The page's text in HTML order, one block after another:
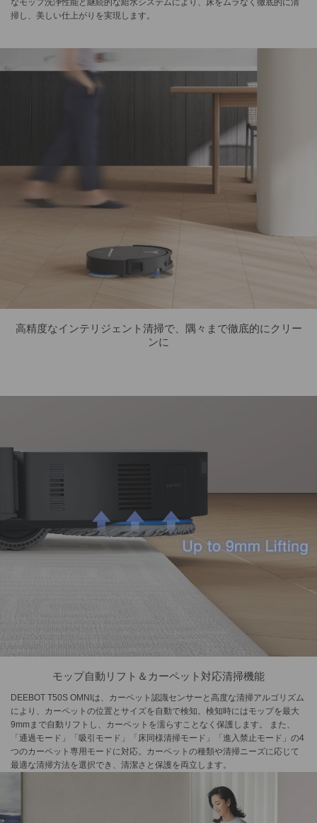
なモップ洗浄性能と継続的な給水システムにより、床をムラなく徹底的に清
掃し、美しい仕上がりを実現します。
高精度なインテリジェント清掃で、隅々まで徹底的にクリー
ンに
モップ自動リフト＆カーペット対応清掃機能
DEEBOT T50S OMNIは、カーペット認識センサーと高度な清掃アルゴリズム
により、カーペットの位置とサイズを自動で検知。検知時にはモップを最大
9mmまで自動リフトし、カーペットを濡らすことなく保護します。 また、
「通過モード」「吸引モード」「床同様清掃モード」「進入禁止モード」の4
つのカーペット専用モードに対応。カーペットの種類や清掃ニーズに応じて
最適な清掃方法を選択でき、清潔さと保護を両立します。